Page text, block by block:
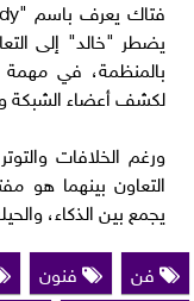
يضطر "خالد" إلى
بالمنظمة، في
لكشف أعضاء الشبكة
ورغم الخلافات
التعاون بينهما هو
يجمع بين الذكاء،
فن
فنون